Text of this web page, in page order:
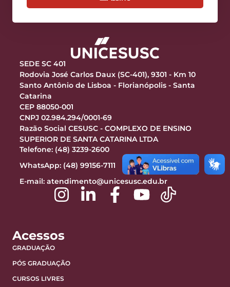
SEDE SC 401
Rodovia José Carlos Daux (SC-401), 9301 - Km 10
Santo Antônio de Lisboa - Florianópolis - Santa
Catarina
CEP 88050-001
CNPJ 02.984.294/0001-69
Razão Social CESUSC - COMPLEXO DE ENSINO
SUPERIOR DE SANTA CATARINA LTDA
Telefone: (48) 3239-2600
WhatsApp: (48) 99156-7111
E-mail: atendimento@unicesusc.edu.br
Acessos
GRADUAÇÃO
PÓS GRADUAÇÃO
CURSOS LIVRES